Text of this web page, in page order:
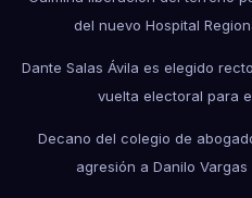
del nuevo Hospital
Dante Salas Ávila es elegido
vuelta electoral para
Decano del colegio de
agresión a Danilo